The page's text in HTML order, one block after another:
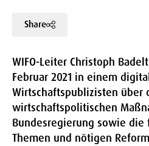
Share
WIFO-Leiter Christoph
Februar 2021 in einem
Wirtschaftspublizisten über
wirtschaftspolitischen
Bundesregierung sowie die
Themen und nötigen